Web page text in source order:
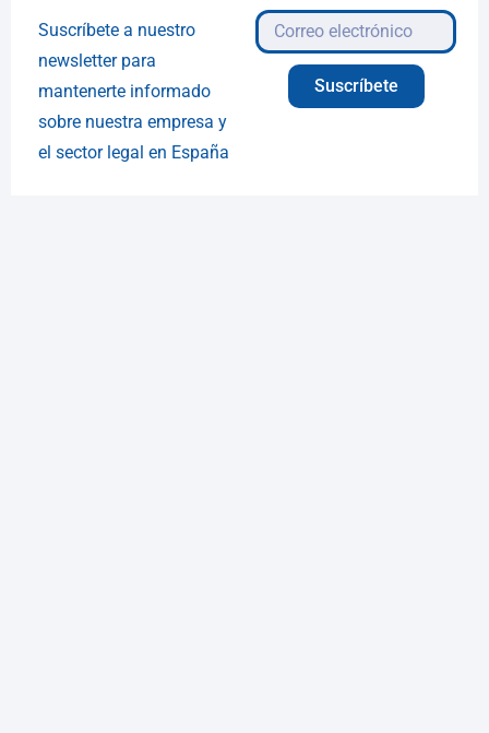
Suscríbete a nuestro
newsletter para
mantenerte informado
sobre nuestra empresa y
el sector legal en España
Suscríbete